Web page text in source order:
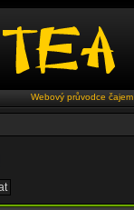
Webový průvodce